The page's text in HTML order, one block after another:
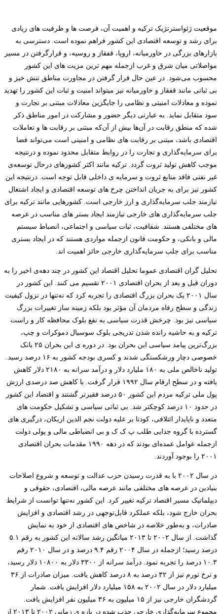
موقعیت ژئواسترتژیک ترکیه و اهمیت آن، فرصت ها و ظرفیت های زیادی
برای رشد و توسعه اقتصادی این کشور فراهم نموده است. دسترسی به
بازارهای بزرگی در خاورمیانه، اروپا، قفقاز و روسیه، و قرارگرفتن در مسیر
مواصلاتی میان شرق و غرب ازجمله مهم ترین مزیت های این کشور
محسوب می‌شود. در عین حال قرار گرفتن در مجاورت مناطق تنش خیز و
بی ثباتی مانند قفقاز و خاورمیانه نیز میتواند امنیت و ثبات این کشور را تهدید
نموده و معادلات امنیتی و نظامی را جایگزین معادلات مبتنی بر تجارت و
سود متقابل نماید. به عبارتی دیگر حضور و مشارکت در امور مناطق ذکر
شده که منطق رقابت در آن‌ها بیش از آن‌که مبتنی بر رقابت ها و تعاملات
اقتصادی باشد، مبتنی بر رقابت های نظامی و امنیتی است می‌تواند فضا
برای سرمایه‌گذاری و تجارت را در روابط متقابل محدود نموده و درنتیجه
موجب کاهش تولید ثروت گردد. ترکیه مانند اکثر کشورهای درحال توسعه‌ی
غیر نفتی فاقد منابع ثروت و سرمایه ی داخلی قابل توجه است. درنتیجه این
کشور نیز برای به جریان انداختن چرخ های توسعه اقتصادی و ایجاد اشتغال
نیازمند جلب سرمایه‌گذاری و ارز خارجی است. کشورهایی مانند ترکیه برای
جلب سرمایه‌گذاری های خارجی نیازمند ایجاد بستر های مناسب در عرصه
های مختلفی هستند. شفافیت، ثبات سیاسی و اجتماعی، انضباط سیستم
مالی و بانکی، و حکومت قانون ازجمله مواردی هستند که در ایجاد بستری
مناسب برای جلب سرمایه‌گذاری خارجی حائز اهمیت اند.
تحلیل گران اقتصادی عموما تحلیل اقتصاد این کشور در چند دهه‌ی اخیر را به
دوران قبل و بعد از بحران اقتصادی ۲۰۰۱ تقسیم می کنند. این کشور در
سال ۲۰۰۱ یک بحران بزرگ اقتصادی را تجربه کرد که نه‌تنها در نزول کیفیت
زندگی و سطح رفاه مردمان آن مؤثر بود بلکه زمینه ساز تغییرات بزرگ
سیاسی نیز بود. چرخش قدرت سیاسی به نفع بلوک محافظه کار و راست
ترکیه و به حاشیه رانده شدن تدریجی بلوک سوسیال دموکرات و چپ،
بزرگ‌ترین پیامد سیاسی این بحران بود. در دوره ی این بحران ۲۵ بانک
خصوصی دچار ورشکستگی شدند و کسری بودجه کشور به ۱۶ درصد رسید.
تولید ناخالص ملی به ۱۸۰ ملیارد دلار و درآمد سرانه به ۲۱۸۰ دلار کاهش
یافته و در سطح ارقام سال ۱۹۹۲ قرار گرفت. با کاهش صد درصدی ارزش
پول ملی ترکیه مردم این کشور ۵۰ درصد فقیرتر گشتند و اقتصاد این کشور
در حدود ۱۰ درصد کوچکتر شد. بی ثباتی سیاسی و تشکیل حکومت های
متعدد و ناپایدار ائتلافی، کودتا بر علیه دولت نجم الدین اربکان، درگیری های
گسترده با گروه جدایی طلب پ ک ک و بی انضباطی مالی و پولی دولت
ازجمله عوامل عمده‌ای بودند که در دهه ۱۹۹۰ مقدمات بحران اقتصادی
۲۰۰۱ را بوجود آوردند.
در سال ۲۰۰۲ با به قدرت رسیدن حزب عدالت و توسعه و شروع اصلاحات
بنیادین در عرصه های مختلفی مانند عرصه مالی، اقتصادی، حقوقی و
دیپلماتیک مسیر اقتصاد ترکیه تغییر کرد. این کشور نه‌تنها توانست از شرایط
بحران خارج شود، بلکه عملکرد قابل‌توجهی در رشد اقتصادی و افزایش
صادرات، و به‌طور خلاصه در شاخص های اقتصادی از خود به نمایش
گذاشت. از سال ۲۰۰۲ تا ۲۰۱۳ میانگین رشد سالانه این کشور به رقم ۵.۱
درصد رسید؛ ازجمله در سال ۲۰۰۴ رقم ۹.۴ درصد و در سال ۲۰۱۰ رقم
۱۰.۳ درصد را تجربه نمود. درآمد سرانه از ۳۳۰۰ دلار به ۱۰۸۰۰ دلار رسید،
و نرخ تورم نیز از ۳۲ درصد به ۸ درصد کاهش یافت. میزان صادرات از ۳۶
میلیارد دلار در سال ۲۰۰۲ به ۱۵۸ میلیارد دلار افزایش یافت. شمار
گردشگران خارجی نیز از ۱۵ میلیون به ۳۶ میلیون نفر افزایش یافت.
مجموع سرمایه‌گذاری خارجی جذب شده در بازه ی زمانی ۲۰۰۲ تا ۲۰۱۳ از